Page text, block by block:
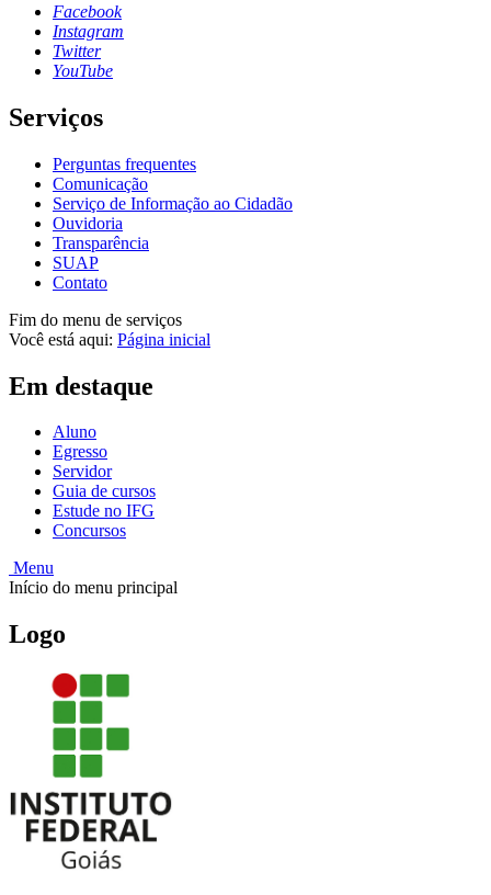
Facebook
Instagram
Twitter
YouTube
Serviços
Perguntas frequentes
Comunicação
Serviço de Informação ao Cidadão
Ouvidoria
Transparência
SUAP
Contato
Fim do menu de serviços
Você está aqui: Página inicial
Em destaque
Aluno
Egresso
Servidor
Guia de cursos
Estude no IFG
Concursos
Menu
Início do menu principal
Logo